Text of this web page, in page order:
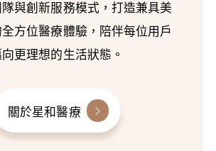
與創新服務模式，打造兼具美
方位醫療體驗，陪伴每位用戶
更理想的生活狀態。
關於星和醫療